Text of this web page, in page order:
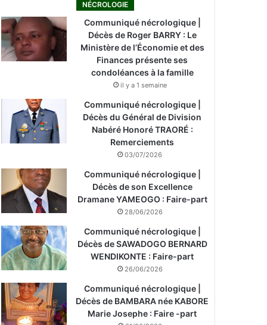
NÉCROLOGIE
Communiqué nécrologique |
Décès de Roger BARRY : Le
Ministère de l’Économie et des
Finances présente ses
condoléances à la famille
il y a 1 semaine
Communiqué nécrologique |
Décès du Général de Division
Nabéré Honoré TRAORÉ :
Remerciements
03/07/2026
Communiqué nécrologique |
Décès de son Excellence
Dramane YAMEOGO : Faire-part
28/06/2026
Communiqué nécrologique |
Décès de SAWADOGO BERNARD
WENDIKONTE : Faire-part
26/06/2026
Communiqué nécrologique |
Décès de BAMBARA née KABORE
Marie Josephe : Faire -part